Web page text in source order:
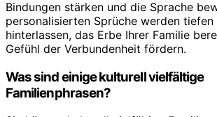
Bindungen stärken und die Sprache
personalisierten Sprüche werden tiefen
hinterlassen, das Erbe Ihrer Familie
Gefühl der Verbundenheit fördern.
Was sind einige kulturell vielfältige
Familienphrasen?